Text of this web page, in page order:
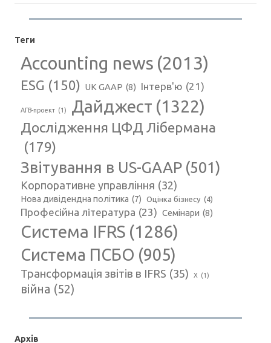
Теги
Accounting news (2013)
ESG (150) UK GAAP (8) Інтерв'ю (21)
АГВ-проект (1) Дайджест (1322)
Дослідження ЦФД Лібермана
(179)
Звітування в US-GAAP (501)
Корпоративне управління (32)
Нова дивідендна політика (7) Оцінка бізнесу (4)
Професійна література (23) Семінари (8)
Система IFRS (1286)
Система ПСБО (905)
Трансформація звітів в IFRS (35) Х (1)
війна (52)
Архів